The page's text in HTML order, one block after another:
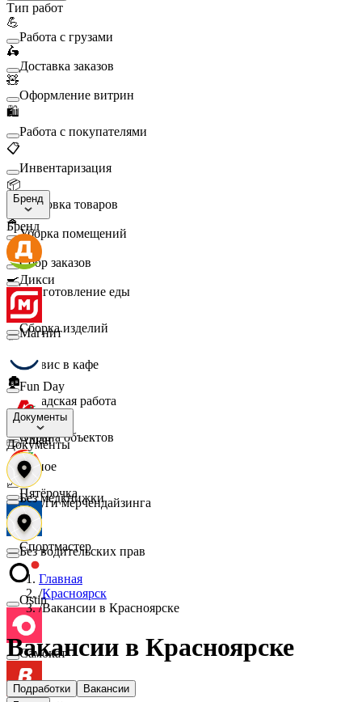
Тип работ
💪
Работа с грузами
🛵
Доставка заказов
🧸
Оформление витрин
🛍️
Работа с покупателями
📋
Инвентаризация
📦
Упаковка товаров
🧹
Уборка помещений
🛒
Сбор заказов
🍳
Приготовление еды
🛠️
Сборка изделий
☕
Сервис в кафе
🏚️
Складская работа
🛡️
Охрана объектов
🔎
Разное
📈
Услуги мерчендайзинга
Бренд
Бренд
Дикси
Магнит
Fun Day
Ашан
Пятёрочка
Спортмастер
Ostin
Самокат
Документы
Документы
Без медкнижки
Без водительских прав
Главная
/Красноярск
/Вакансии в Красноярске
Вакансии в Красноярске
Подработки
Вакансии